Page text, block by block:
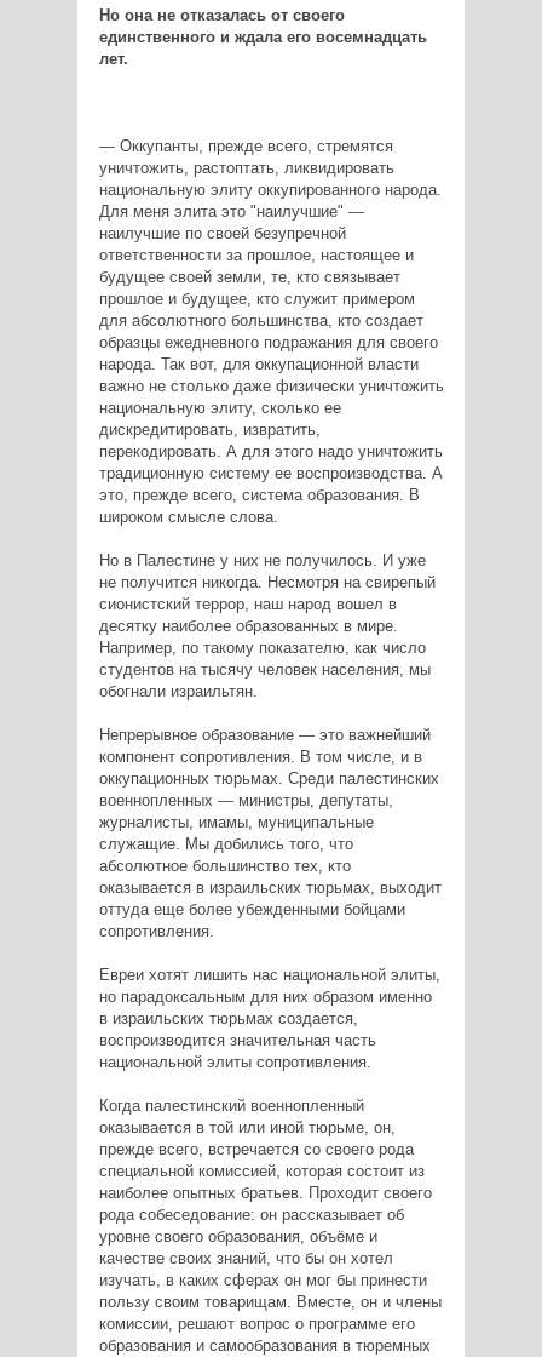
Но она не отказалась от своего
единственного и ждала его восемнадцать
лет.
— Оккупанты, прежде всего, стремятся
уничтожить, растоптать, ликвидировать
национальную элиту оккупированного народа.
Для меня элита это "наилучшие" —
наилучшие по своей безупречной
ответственности за прошлое, настоящее и
будущее своей земли, те, кто связывает
прошлое и будущее, кто служит примером
для абсолютного большинства, кто создает
образцы ежедневного подражания для своего
народа. Так вот, для оккупационной власти
важно не столько даже физически уничтожить
национальную элиту, сколько ее
дискредитировать, извратить,
перекодировать. А для этого надо уничтожить
традиционную систему ее воспроизводства. А
это, прежде всего, система образования. В
широком смысле слова.
Но в Палестине у них не получилось. И уже
не получится никогда. Несмотря на свирепый
сионистский террор, наш народ вошел в
десятку наиболее образованных в мире.
Например, по такому показателю, как число
студентов на тысячу человек населения, мы
обогнали израильтян.
Непрерывное образование — это важнейший
компонент сопротивления. В том числе, и в
оккупационных тюрьмах. Среди палестинских
военнопленных — министры, депутаты,
журналисты, имамы, муниципальные
служащие. Мы добились того, что
абсолютное большинство тех, кто
оказывается в израильских тюрьмах, выходит
оттуда еще более убежденными бойцами
сопротивления.
Евреи хотят лишить нас национальной элиты,
но парадоксальным для них образом именно
в израильских тюрьмах создается,
воспроизводится значительная часть
национальной элиты сопротивления.
Когда палестинский военнопленный
оказывается в той или иной тюрьме, он,
прежде всего, встречается со своего рода
специальной комиссией, которая состоит из
наиболее опытных братьев. Проходит своего
рода собеседование: он рассказывает об
уровне своего образования, объёме и
качестве своих знаний, что бы он хотел
изучать, в каких сферах он мог бы принести
пользу своим товарищам. Вместе, он и члены
комиссии, решают вопрос о программе его
образования и самообразования в тюремных